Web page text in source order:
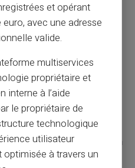
solutions de gestion du
Pourtant, les
paiement utilisé au
de la population
la confidentialité des
dans le tangible.
savoir si le cash va
– mais de savoirquelles
les utilisateurs qui en
néobanques renoncent à
et opérant
avec une adresse
valide.
multiservices
propriétaire et
interne à l’aide
le propriétaire de
technologique
utilisateur
à travers un